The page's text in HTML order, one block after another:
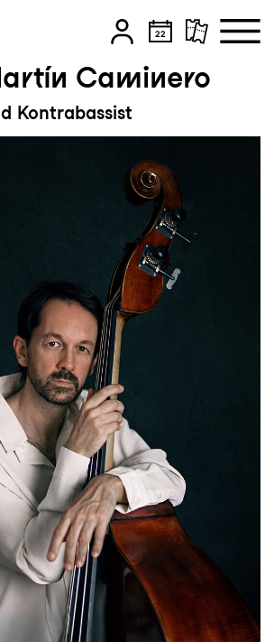
springenCaminero
Kontrabassist